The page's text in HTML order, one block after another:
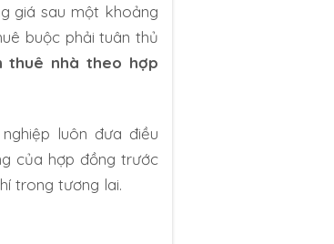
giá sau một khoảng
buộc phải tuân thủ
thuê nhà theo hợp
luôn đưa điều
của hợp đồng trước
trong tương lai.